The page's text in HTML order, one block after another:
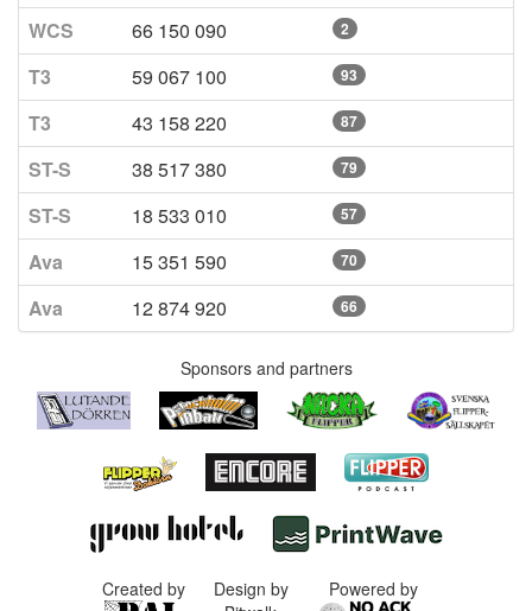
WCS 66 150 090 2
T3 59 067 100 93
T3 43 158 220 87
ST-S 38 517 380 79
ST-S 18 533 010 57
Ava 15 351 590 70
Ava 12 874 920 66
Sponsors and partners
Created by
Design by
Powered by